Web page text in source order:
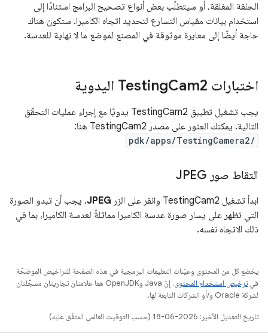
الحلقة المغلقة، أو سيتطلّب بعض أنواع تصحيح البرامج استنادًا إلى
استخدام بيانات مقياس التسارع لتحديد اتجاه الكاميرا. ستكون هناك
حاجة أيضًا إلى معايرة موثوقة في المصنع لموضع ما لا نهاية للعدسة.
اختبارات Testing Cam2 اليدوية
يجب تشغيل تطبيق TestingCam2 يدويًا مع إجراء عمليات التحقّق
التالية. يمكنك العثور على مصدر TestingCam2 هنا:
pdk/apps/TestingCamera2/
التقاط صور JPEG
ابدأ تشغيل TestingCam2 وانقر على الزر JPEG. يجب أن تبدو الصورة
التي تظهر على يسار صورة عدسة الكاميرا مماثلةً لعدسة الكاميرا، بما في
ذلك الاتجاه نفسه.
يخضع كل من المحتوى وعيّنات التعليمات البرمجية في هذه الصفحة للتراخيص الموضحّة
فيترخيص استخدام المحتوى
. إنّ Java وOpenJDK هما علامتان تجاريتان مسجَّلتان
لشركة Oracle و/أو الشركات التابعة لها.
تاريخ التعديل الأخير: 2026-06-18 (حسب التوقيت العالمي المتفَّق عليه)